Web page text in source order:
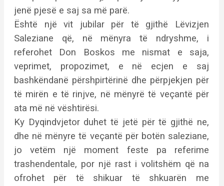
jenë pjesë e saj sa më parë.
Është një vit jubilar për të gjithë Lëvizjen
Saleziane që, në mënyra të ndryshme, i
referohet Don Boskos me nismat e saja,
veprimet, propozimet, e në ecjen e saj
bashkëndanë përshpirtërinë dhe përpjekjen për
të mirën e të rinjve, në mënyrë të veçantë për
ata më në vështirësi.
Ky Dyqindvjetor duhet të jetë për të gjithë ne,
dhe në mënyre të veçantë për botën saleziane,
jo vetëm një moment feste pa referime
trashendentale, por një rast i volitshëm që na
ofrohet për të shikuar të shkuarën me